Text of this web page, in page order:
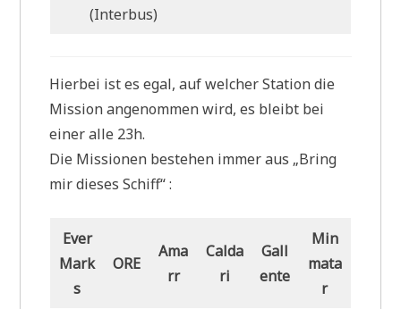
(Interbus)
Hierbei ist es egal, auf welcher Station die
Mission angenommen wird, es bleibt bei
einer alle 23h.
Die Missionen bestehen immer aus „Bring
mir dieses Schiff“ :
Ever
Mark
s
ORE
Ama
rr
Calda
ri
Gall
ente
Min
mata
r